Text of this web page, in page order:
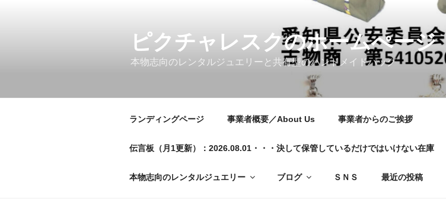
ピクチャレスクのホームぺージ
本物志向のレンタルジュエリーと共有型のハンドメイドバッグ
ランディングページ 事業者概要／About Us 事業者からのご挨拶
伝言板（月1更新）：2026.08.01・・・決して保管しているだけではいけない在庫
本物志向のレンタルジュエリー ブログ ＳＮＳ 最近の投稿